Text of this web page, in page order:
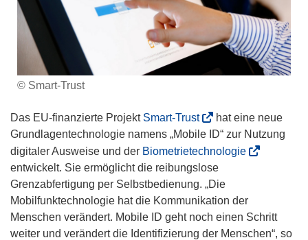
© Smart-Trust
Das EU-finanzierte Projekt Smart-Trust(
ö
f
f
e
t
hat eine neue
Grundlagentechnologie namens „Mobile ID“ zur Nutzung
digitaler Ausweise und der Biometrietechnologie(
f
n
e
entwickelt. Sie ermöglicht die reibungslose
Grenzabfertigung per Selbstbedienung. „Die
Mobilfunktechnologie hat die Kommunikation der
Menschen verändert. Mobile ID geht noch einen Schritt
weiter und verändert die Identifizierung der Menschen“, so